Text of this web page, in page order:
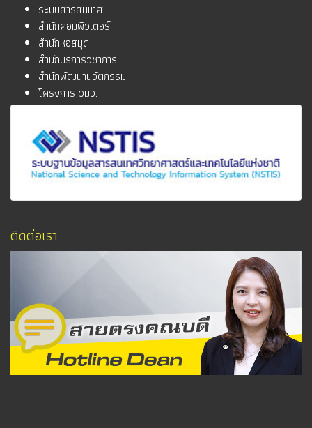
ระบบสารสนเทศ
สำนักคอมพิวเตอร์
สำนักหอสมุด
สำนักบริการวิชาการ
สำนักพัฒนานวัตกรรม
โครงการ วมว.
ติดต่อเรา